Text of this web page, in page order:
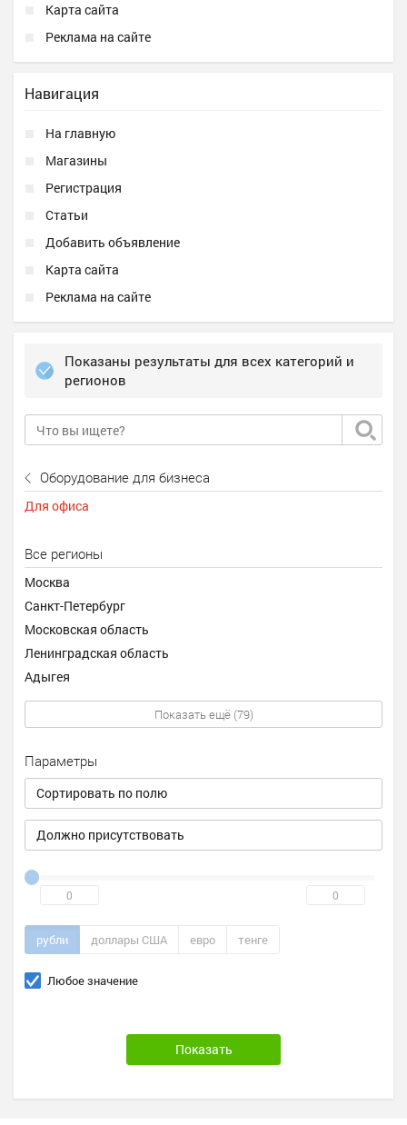
Карта сайта
Реклама на сайте
Навигация
На главную
Магазины
Регистрация
Статьи
Добавить объявление
Карта сайта
Реклама на сайте
Показаны результаты для всех категорий и
регионов
Оборудование для бизнеса
Для офиса
Все регионы
Москва
Санкт-Петербург
Московская область
Ленинградская область
Адыгея
Показать ещё (79)
Параметры
Сортировать по полю
Должно присутствовать
рубли доллары США евро тенге
Любое значение